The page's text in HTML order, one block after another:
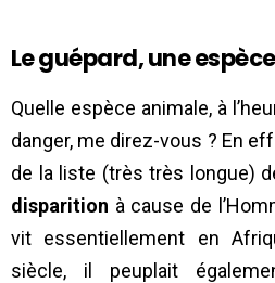
Le guépard, une
Quelle espèce animale, à
danger, me direz-vous ? En
de la liste (très très longue)
disparition à cause de
vit essentiellement en
siècle, il peuplait